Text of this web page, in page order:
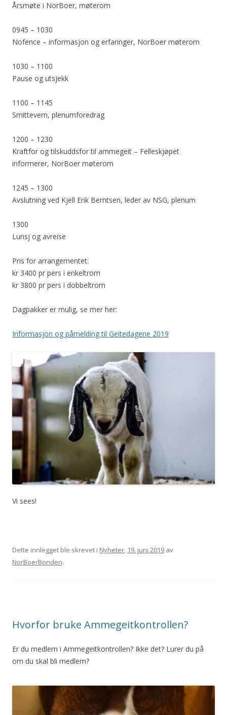
Årsmøte i NorBoer, møterom
0945 – 1030
Nofence – informasjon og erfaringer, NorBoer møterom
1030 – 1100
Pause og utsjekk
1100 – 1145
Smittevern, plenumforedrag
1200 – 1230
Kraftfor og tilskuddsfor til ammegeit – Felleskjøpet
informerer, NorBoer møterom
1245 – 1300
Avslutning ved Kjell Erik Berntsen, leder av NSG, plenum
1300
Lunsj og avreise
Pris for arrangementet:
kr 3400 pr pers i enkeltrom
kr 3800 pr pers i dobbeltrom
Dagpakker er mulig, se mer her:
Informasjon og påmelding til Geitedagene 2019
Vi sees!
Dette innlegget ble skrevet i Nyheter, 19. juni 2019 av
NorBoerBonden.
Hvorfor bruke Ammegeitkontrollen?
Er du medlem i Ammegeitkontrollen? Ikke det? Lurer du på
om du skal bli medlem?